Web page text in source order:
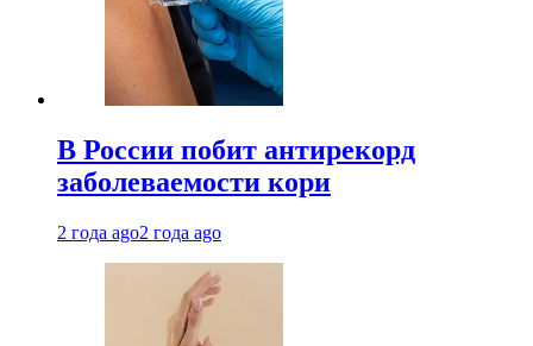
В России побит антирекорд
заболеваемости кори
2 года ago2 года ago